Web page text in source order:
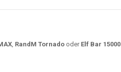
, RandM Tornado oder Elf Bar 15000